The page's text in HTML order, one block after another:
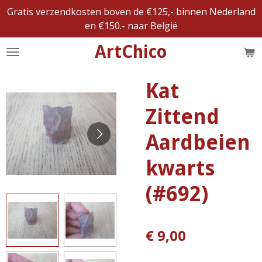
Ga
naar
de
ArtChico
Gratis verzendkosten boven de €125,- binnen Nederland
en €150.- naar België
Kat
Zittend
Aardbeien
kwarts
(#692)
€ 9,00